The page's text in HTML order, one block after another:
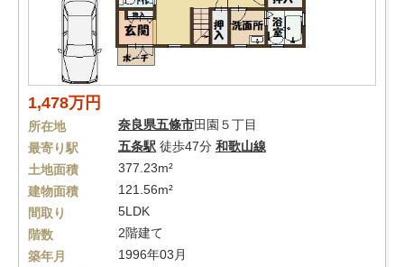
1,478万円
所在地 奈良県五條市田園５丁目
最寄り駅
五条駅 徒歩47分 和歌山線
土地面積
377.23m²
建物面積
121.56m²
間取り
5LDK
階数
2階建て
築年月
1996年03月